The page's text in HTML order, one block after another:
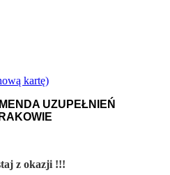
kartę)
UZUPEŁNIEŃ
z okazji !!!